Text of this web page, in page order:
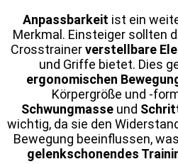
Anpassbarkeit ist ein
Merkmal. Einsteiger sollten
Crosstrainerverstellbare
und Griffe bietet. Dies
ergonomischen
Körpergröße und -
Schwungmasseund
wichtig, da sie den
Bewegung beeinflussen,
gelenkschonendes